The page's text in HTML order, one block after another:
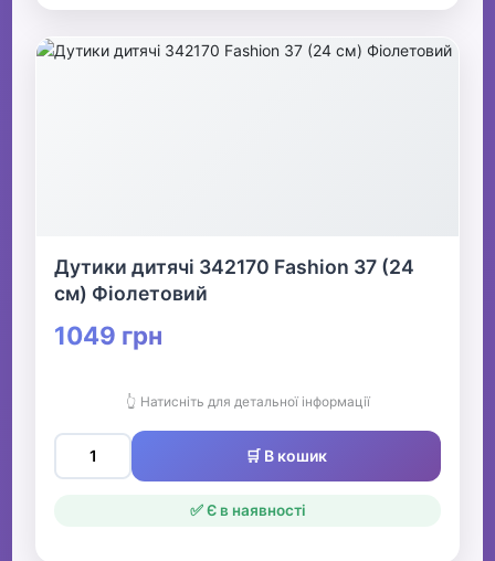
Дутики дитячі 342170 Fashion 37 (24
см) Фіолетовий
1049 грн
👆 Натисніть для детальної інформації
🛒 В кошик
✅ Є в наявності